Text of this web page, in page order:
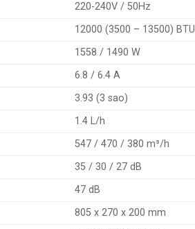
220-240V / 50Hz
12000 (3500 – 13500) BTU
1558 / 1490 W
6.8 / 6.4 A
3.93 (3 sao)
1.4 L/h
547 / 470 / 380 m³/h
35 / 30 / 27 dB
47 dB
805 x 270 x 200 mm